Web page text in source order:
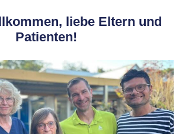
liebe Eltern und
Patienten!